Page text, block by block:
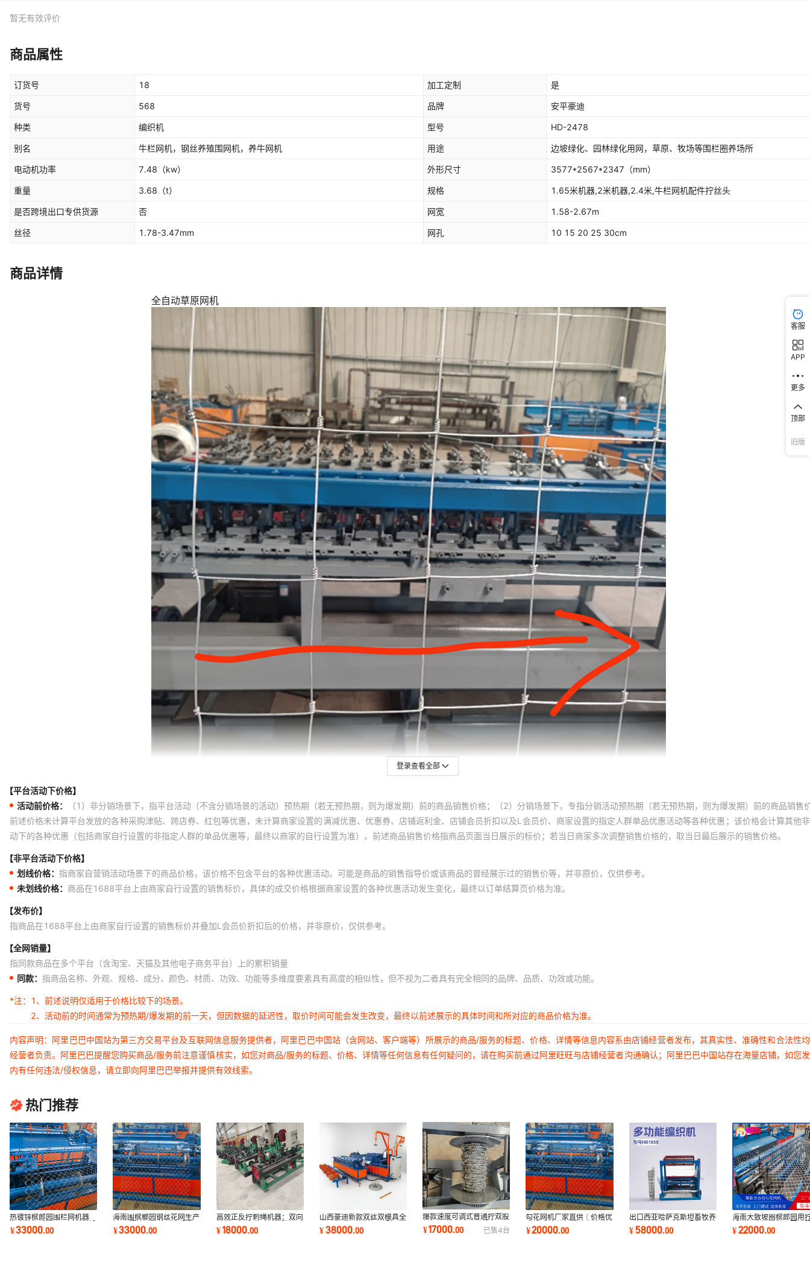
暂无有效评价
商品属性
订货号 18 加工定制 是
货号 568 品牌 安平豪迪
种类 编织机 型号 HD-2478
别名 牛栏网机，钢丝养殖围网机，养牛网机 用途 边坡绿化、园林绿化用网，草原、牧场等围栏圈养场所
电动机功率 7.48 （kw） 外形尺寸 3577*2567*2347 （mm）
重量 3.68 （t） 规格 1.65米机器,2米机器,2.4米,牛栏网机配件拧丝头
是否跨境出口专供货源 否 网宽 1.58-2.67m
丝径 1.78-3.47mm 网孔 10 15 20 25 30cm
商品详情
登录查看全部
【平台活动下价格】
活动前价格：
（1）非分销场景下，指平台活动（不含分销场景的活动）预热期（若无预热期，则为爆发期）前的商品销售价格；（2）分销场景下，专指分销活动预热期（若无预热期，则为爆发期）前的商品销售
前述价格未计算平台发放的各种采购津贴、跨店券、红包等优惠，未计算商家设置的满减优惠、优惠券、店铺返利金、店铺会员折扣以及L会员价、商家设置的指定人群单品优惠活动等各种优惠；该价格会计算其他
动下的各种优惠（包括商家自行设置的非指定人群的单品优惠等，最终以商家的自行设置为准）。前述商品销售价格指商品页面当日展示的标价；若当日商家多次调整销售价格的，取当日最后展示的销售价格。
【非平台活动下价格】
划线价格： 指商家自营销活动场景下的商品价格，该价格不包含平台的各种优惠活动。可能是商品的销售指导价或该商品的曾经展示过的销售价等，并非原价，仅供参考。
未划线价格： 商品在1688平台上由商家自行设置的销售标价，具体的成交价格根据商家设置的各种优惠活动发生变化，最终以订单结算页价格为准。
【发布价】
指商品在1688平台上由商家自行设置的销售标价并叠加L会员价折扣后的价格，并非原价，仅供参考。
【全网销量】
指同款商品在多个平台（含淘宝、天猫及其他电子商务平台）上的累积销量
同款： 指商品名称、外观、规格、成分、颜色、材质、功效、功能等多维度要素具有高度的相似性，但不视为二者具有完全相同的品牌、品质、功效或功能。
*注：
1、前述说明仅适用于价格比较下的场景。
2、活动前的时间通常为预热期/爆发期的前一天，但因数据的延迟性，取价时间可能会发生改变，最终以前述展示的具体时间和所对应的商品价格为准。
内容声明：阿里巴巴中国站为第三方交易平台及互联网信息服务提供者，阿里巴巴中国站（含网站、客户端等）所展示的商品/服务的标题、价格、详情等信息内容系由店铺经营者发布，其真实性、准确性和合法性
经营者负责。阿里巴巴提醒您购买商品/服务前注意谨慎核实，如您对商品/服务的标题、价格、详情等任何信息有任何疑问的，请在购买前通过阿里旺旺与店铺经营者沟通确认；阿里巴巴中国站存在海量店铺，如您
内有任何违法/侵权信息，请立即向阿里巴巴举报并提供有效线索。
热门推荐
热镀锌槟郎园围栏网机器
海南数控折边卷网钢丝网设
备 圈地铁丝网
¥33000.00
海南围槟榔园钢丝花网生产
机器 圈地镀锌护栏网设备
低价勾花网机
¥33000.00
高效正反拧刺绳机器：双向
拧制，打造牢固耐用防护网
一人操作
¥18000.00
山西豪迪新款双丝双模具全
自动菱形网编制机器 矿用
支护勾花网机
¥38000.00
爆款速度可调式普通拧双股
刺绳机 带刺铁蒺藜设备 正
反拧绳刺丝机
¥17000.00 已售4台
勾花网机厂家直供｜价格优
惠 免费安装调试｜支持非
标生产
¥20000.00
出口西亚哈萨克斯坦畜牧养
殖拧丝铁丝网机器设备牛栏
网围栏网机
¥58000.00
海南大致坡圈槟郎园用
折弯边热镀锌铁网圈地
钢丝网机器
¥22000.00
客服
APP
更多
顶部
旧版